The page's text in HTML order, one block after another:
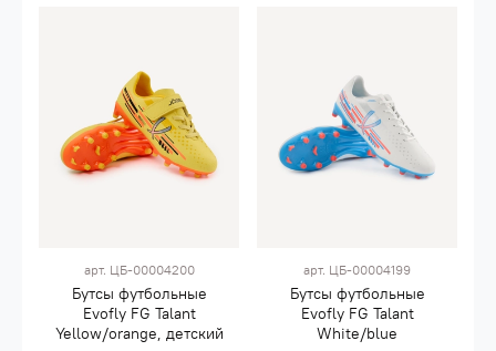
арт. ЦБ-00004200
Бутсы футбольные
Evofly FG Talant
Yellow/orange, детский
арт. ЦБ-00004199
Бутсы футбольные
Evofly FG Talant
White/blue